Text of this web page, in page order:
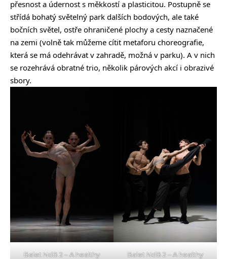
přesnost a údernost s měkkostí a plasticitou. Postupně se
střídá bohatý světelný park dalších bodových, ale také
bočních světel, ostře ohraničené plochy a cesty naznačené
na zemi (volně tak můžeme cítit metaforu choreografie,
která se má odehrávat v zahradě, možná v parku). A v nich
se rozehrává obratné trio, několik párových akcí i obrazivé
sbory.
Balet NdB 2 – A healthy
Balet NdB 2 – A healthy